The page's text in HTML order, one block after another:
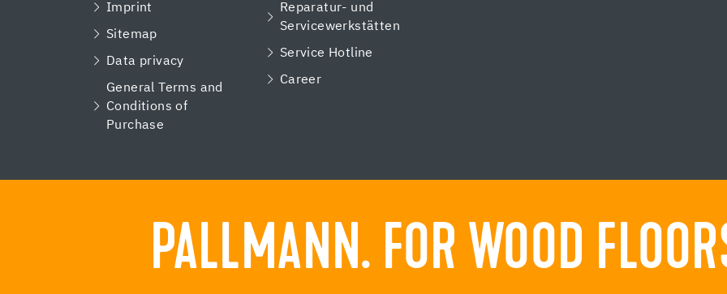
Imprint
Sitemap
Data privacy
General Terms and
Conditions of
Purchase
Reparatur- und
Servicewerkstätten
Service Hotline
Career
PALLMANN. FOR WOOD